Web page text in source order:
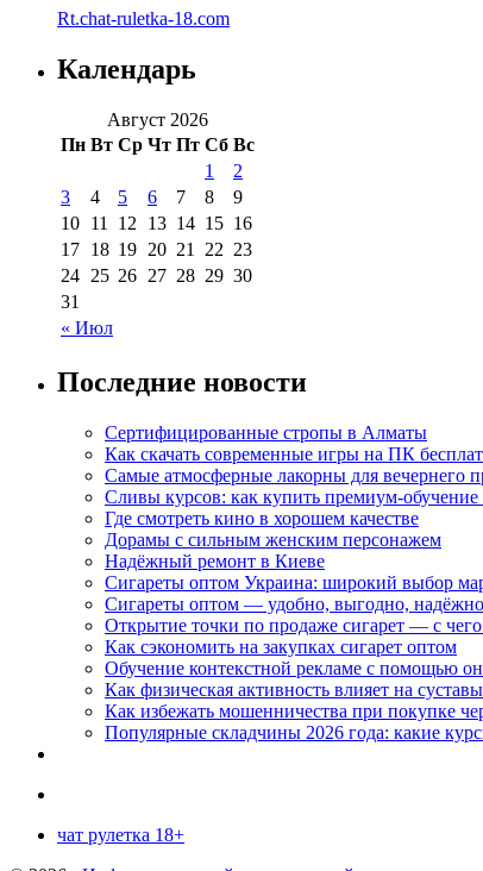
Rt.chat-ruletka-18.com
Календарь
Август 2026
Пн Вт Ср Чт Пт Сб Вс
« Июл
1
2
3
4 5 6 7 8
9
10 11 12 13 14 15 16
17 18 19 20 21 22 23
24 25 26 27 28 29 30
31
Последние новости
Сертифицированные стропы в Алматы
Как скачать современные игры на ПК
Самые атмосферные лакорны для вечернего
Сливы курсов: как купить премиум-обучение
Где смотреть кино в хорошем качестве
Дорамы с сильным женским персонажем
Надёжный ремонт в Киеве
Сигареты оптом Украина: широкий выбор
Сигареты оптом — удобно, выгодно, надёжно
Открытие точки по продаже сигарет — с чего
Как сэкономить на закупках сигарет оптом
Обучение контекстной рекламе с помощью
Как физическая активность влияет на суставы
Как избежать мошенничества при покупке
Популярные складчины 2026 года: какие
чат рулетка 18+